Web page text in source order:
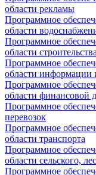
области рекламы
Программное
области
Программное
области
Программное
области информации
Программное
области финансовой
Программное
перевозок
Программное
области транспорта
Программное
области сельского,
Программное